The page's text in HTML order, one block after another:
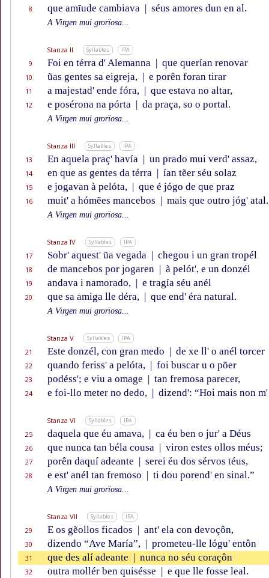
8 que amĩude cambiava | séus amores dun en al.
A Virgen mui grorïosa...
Stanza II Syllables IPA
9 Foi en térra d' Alemanna | que querían renovar
10 ũas gentes sa eigreja, | e porên foran tirar
11 a majestad' ende fóra, | que estava no altar,
12 e posérona na pórta | da praça, so o portal.
A Virgen mui grorïosa...
Stanza III Syllables IPA
13 En aquela praç' havía | un prado mui verd' assaz,
14 en que as gentes da térra | ían tẽer séu solaz
15 e jogavan à pelóta, | que é jógo de que praz
16 muit' a hómẽes mancebos | mais que outro jóg' atal.
A Virgen mui grorïosa...
Stanza IV Syllables IPA
17 Sobr' aquest' ũa vegada | chegou i un gran tropél
18 de mancebos por jogaren | à pelót', e un donzél
19 andava i namorado, | e tragía séu anél
20 que sa amiga lle déra, | que end' éra natural.
A Virgen mui grorïosa...
Stanza V Syllables IPA
21 Este donzél, con gran medo | de xe ll' o anél torcer
22 quando feriss' a pelóta, | foi buscar u o põer
23 podéss'; e viu a omage | tan fremosa parecer,
24 e foi-llo meter no dedo, | dizend': “Hoi mais non
Stanza VI Syllables IPA
25 daquela que éu amava, | ca éu ben o jur' a Déus
26 que nunca tan béla cousa | viron estes ollos méus;
27 porên daquí adeante | serei éu dos sérvos téus,
28 e est' anél tan fremoso | ti dou porend' en sinal.”
A Virgen mui grorïosa...
Stanza VII Syllables IPA
29 E os gẽollos ficados | ant' ela con devoçôn,
30 dizendo “Ave María”, | prometeu-lle lógu' entôn
31 que des alí adeante | nunca no séu coraçôn
32 outra mollér ben quisésse | e que lle fosse leal.